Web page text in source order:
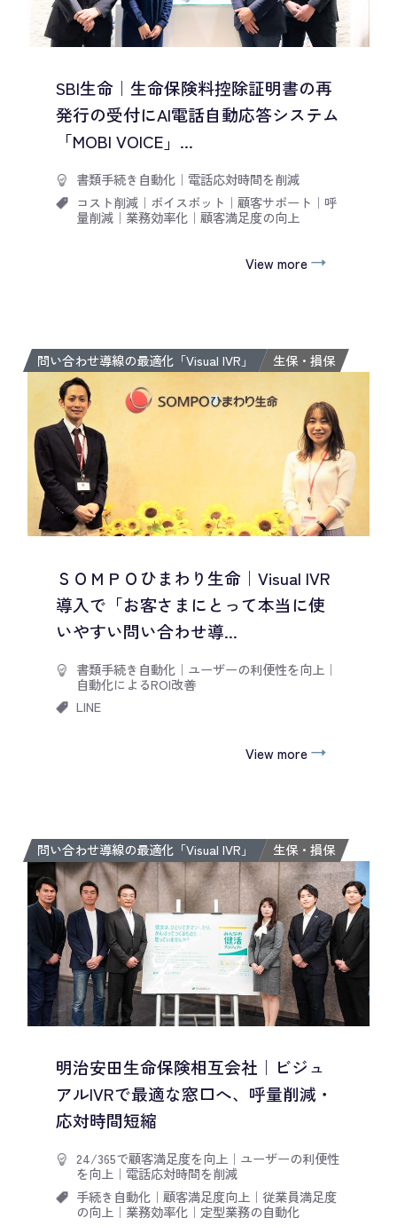
SBI生命｜生命保険料控除証明書の再
発行の受付にAI電話自動応答システム
「MOBI VOICE」...
書類手続き自動化｜ 電話応対時間を削減
コスト削減｜ ボイスボット ｜ 顧客サポート ｜ 呼
量削減｜ 業務効率化｜ 顧客満足度の向上
View more
問い合わせ導線の最適化「Visual IVR」 生保・損保
ＳＯＭＰＯひまわり生命｜Visual IVR
導入で「お客さまにとって本当に使
いやすい問い合わせ導...
書類手続き自動化｜ ユーザーの利便性を向上 ｜
自動化によるROI改善
LINE
View more
問い合わせ導線の最適化「Visual IVR」 生保・損保
明治安田生命保険相互会社｜ビジュ
アルIVRで最適な窓口へ、呼量削減・
応対時間短縮
24/365で顧客満足度を向上 ｜ ユーザーの利便性
を向上 ｜ 電話応対時間を削減
手続き自動化｜ 顧客満足度向上 ｜ 従業員満足度
の向上 ｜ 業務効率化｜ 定型業務の自動化